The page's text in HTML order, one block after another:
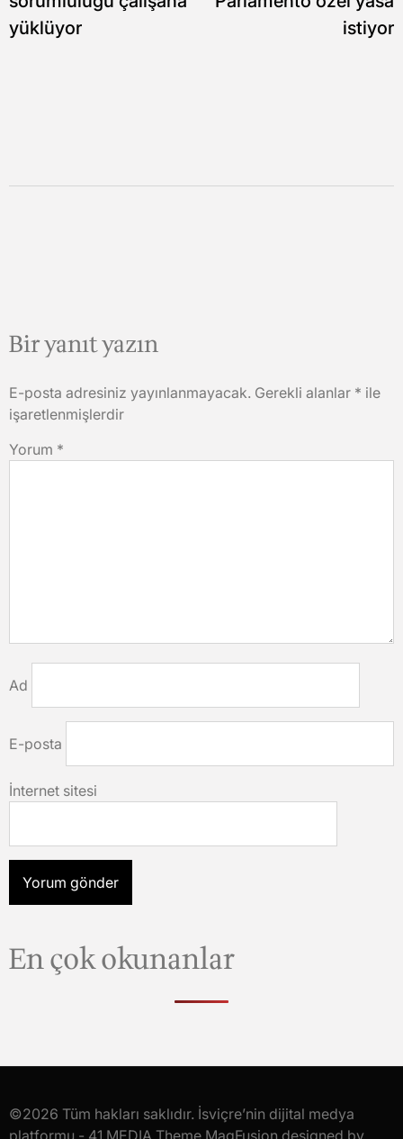
yüklüyor
istiyor
Bir yanıt yazın
E-posta adresiniz yayınlanmayacak. Gerekli alanlar * ile
işaretlenmişlerdir
Yorum *
Ad
E-posta
İnternet sitesi
En çok okunanlar
©2026 Tüm hakları saklıdır. İsviçre’nin dijital medya